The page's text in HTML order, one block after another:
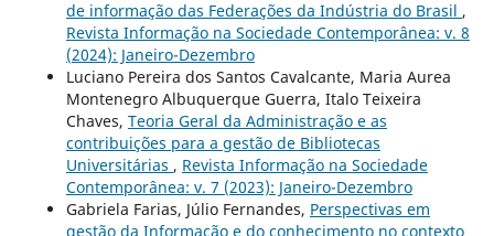
de informação das Federações da Indústria do Brasil ,
Revista Informação na Sociedade Contemporânea: v. 8
(2024): Janeiro-Dezembro
Luciano Pereira dos Santos Cavalcante, Maria Aurea
Montenegro Albuquerque Guerra, Italo Teixeira
Chaves, Teoria Geral da Administração e as
contribuições para a gestão de Bibliotecas
Universitárias , Revista Informação na Sociedade
Contemporânea: v. 7 (2023): Janeiro-Dezembro
Gabriela Farias, Júlio Fernandes, Perspectivas em
gestão da Informação e do conhecimento no contexto